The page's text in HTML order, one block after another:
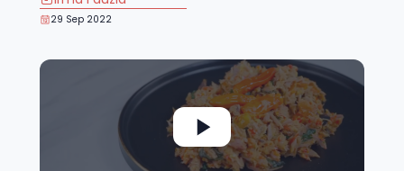
29 Sep 2022